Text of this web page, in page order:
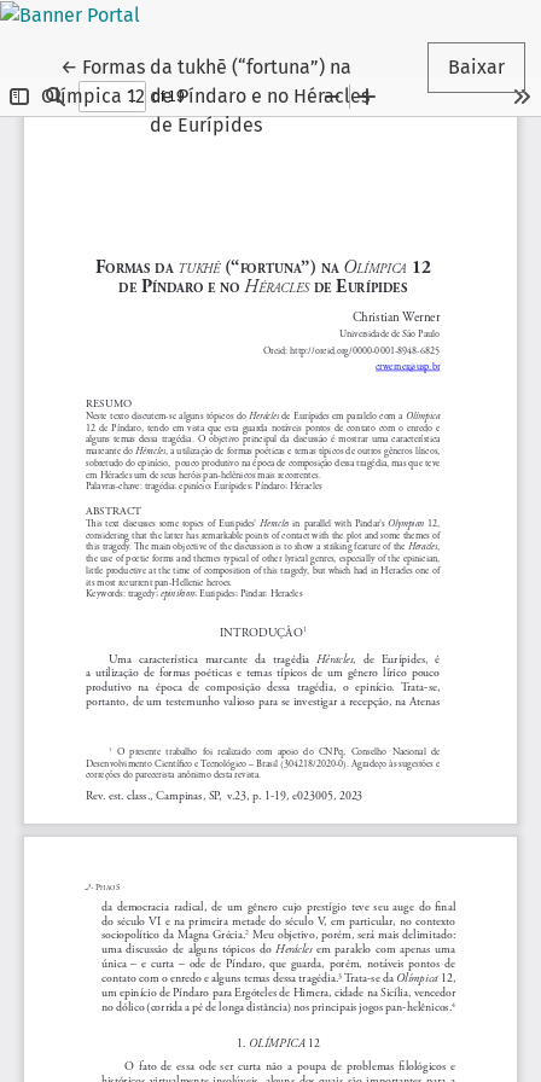
← Voltar aos Detalhes do Artigo
Formas da tukhē (“fortuna”) na
Olímpica 12 de Píndaro e no Héracles
de Eurípides
Baixar